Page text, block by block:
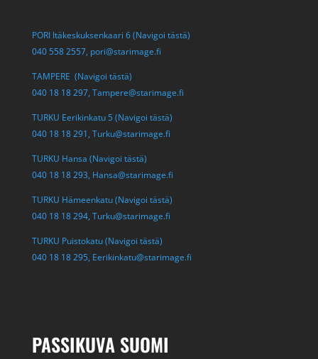
PORI Itäkeskuksenkaari 6 (Navigoi tästä)
040 558 2557, pori@starimage.fi
TAMPERE (Navigoi tästä)
040 18 18 297, Tampere@starimage.fi
TURKU Eerikinkatu 5 (Navigoi tästä)
040 18 18 291, Turku@starimage.fi
TURKU Hansa (Navigoi tästä)
040 18 18 293, Hansa@starimage.fi
TURKU Hämeenkatu (Navigoi tästä)
040 18 18 294, Turku@starimage.fi
TURKU Puistokatu (Navigoi tästä)
040 18 18 295, Eerikinkatu@starimage.fi
PASSIKUVA SUOMI